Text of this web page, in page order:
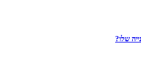
שלו?